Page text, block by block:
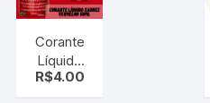
Corante
Líquido
Xadrez
R$4.00